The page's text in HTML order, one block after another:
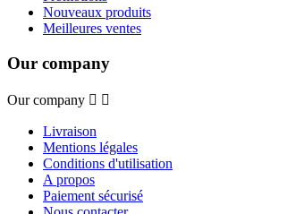
Nouveaux produits
Meilleures ventes
Our company
Our company  
Livraison
Mentions légales
Conditions d'utilisation
A propos
Paiement sécurisé